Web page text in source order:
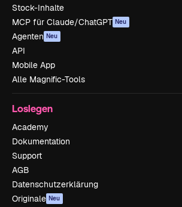
Stock-Inhalte
MCP für Claude/ChatGPT Neu
Agenten Neu
API
Mobile App
Alle Magnific-Tools
Loslegen
Academy
Dokumentation
Support
AGB
Datenschutzerklärung
Originale Neu